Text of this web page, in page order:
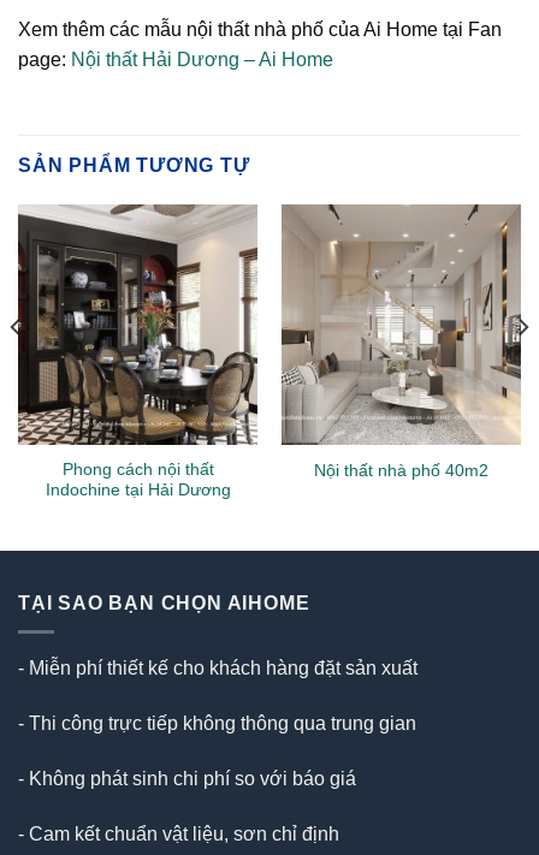
Xem thêm các mẫu nội thất nhà phố của Ai Home tại Fan
page: Nội thất Hải Dương – Ai Home
SẢN PHẨM TƯƠNG TỰ
Phong cách nội thất
Indochine tại Hải Dương
Nội thất nhà phố 40m2
TẠI SAO BẠN CHỌN AIHOME
- Miễn phí thiết kế cho khách hàng đặt sản xuất
- Thi công trực tiếp không thông qua trung gian
- Không phát sinh chi phí so với báo giá
- Cam kết chuẩn vật liệu, sơn chỉ định